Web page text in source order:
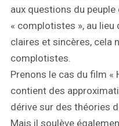
aux questions du
« complotistes », au lieu
claires et sincères, cela
complotistes.
Prenons le cas du film «
contient des
dérive sur des théories
Mais il soulève